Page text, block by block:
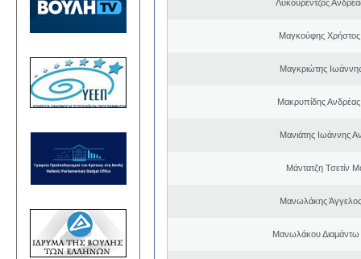
Λυκουρέντζος
Μαγκούφης Χρήστος
Μαγκριώτης
Μακρυπίδης Ανδρέας
Μανιάτης Ιωάννης
Μάντατζη Τσετίν
Μανωλάκης
Μανωλάκου